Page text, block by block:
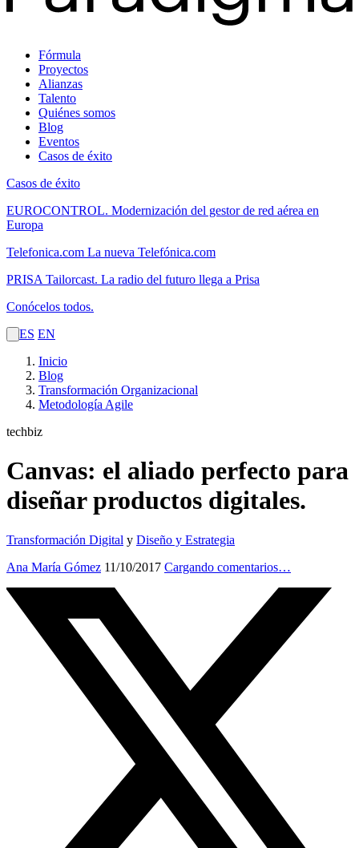
Fórmula
Proyectos
Alianzas
Talento
Quiénes somos
Blog
Eventos
Casos de éxito
Casos de éxito
EUROCONTROL. Modernización del gestor de red aérea en
Europa
Telefonica.com La nueva Telefónica.com
PRISA Tailorcast. La radio del futuro llega a Prisa
Conócelos todos.
ES EN
Inicio
Blog
Transformación Organizacional
Metodología Agile
techbiz
Canvas: el aliado perfecto para
diseñar productos digitales.
Transformación Digital y Diseño y Estrategia
Ana María Gómez 11/10/2017 Cargando comentarios…